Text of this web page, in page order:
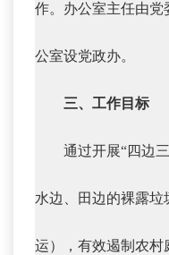
作。办公室主任由党
公室设党政办。
三、工作目标
通过开展“四边
水边、田边的裸露
运），有效遏制农村